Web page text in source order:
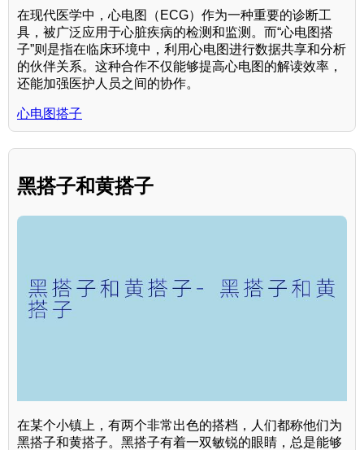
在现代医学中，心电图（ECG）作为一种重要的诊断工
具，被广泛应用于心脏疾病的检测和监测。而“心电图搭
子”则是指在临床环境中，利用心电图进行数据共享和分析
的伙伴关系。这种合作不仅能够提高心电图的解读效率，
还能加强医护人员之间的协作。
心电图搭子
黑搭子和黄搭子
在某个小镇上，有两个非常出色的搭档，人们都称他们为
黑搭子和黄搭子。黑搭子有着一双敏锐的眼睛，总是能够